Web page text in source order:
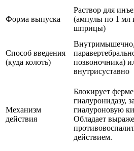
Форма выпуска
Раствор для
(ампулы по 1 мл
шприцы)
Способ введения
(куда колоть)
Внутримышечно,
позвоночника)
внутрисуставно
Механизм
действия
Блокирует
гиалуронидазу,
гиалуроновую
Обладает
действием.